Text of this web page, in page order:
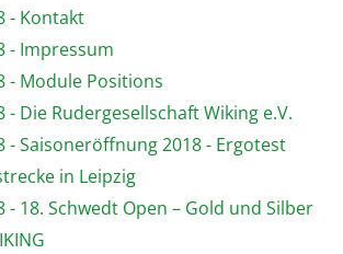
- Kontakt
- Impressum
- Module Positions
- Die Rudergesellschaft Wiking e.V.
- Saisoneröffnung 2018 - Ergotest
in Leipzig
- 18. Schwedt Open – Gold und Silber